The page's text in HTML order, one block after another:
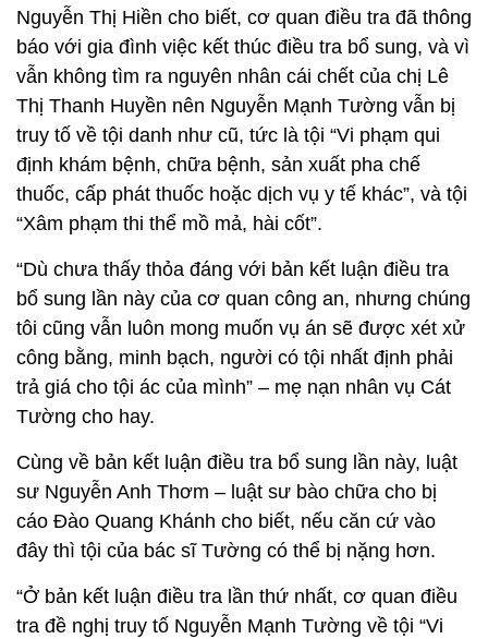
Nguyễn Thị Hiền cho biết, cơ quan điều tra đã thông
báo với gia đình việc kết thúc điều tra bổ sung, và vì
vẫn không tìm ra nguyên nhân cái chết của chị Lê
Thị Thanh Huyền nên Nguyễn Mạnh Tường vẫn bị
truy tố về tội danh như cũ, tức là tội “Vi phạm qui
định khám bệnh, chữa bệnh, sản xuất pha chế
thuốc, cấp phát thuốc hoặc dịch vụ y tế khác”, và tội
“Xâm phạm thi thể mồ mả, hài cốt”.
“Dù chưa thấy thỏa đáng với bản kết luận điều tra
bổ sung lần này của cơ quan công an, nhưng chúng
tôi cũng vẫn luôn mong muốn vụ án sẽ được xét xử
công bằng, minh bạch, người có tội nhất định phải
trả giá cho tội ác của mình” – mẹ nạn nhân vụ Cát
Tường cho hay.
Cùng về bản kết luận điều tra bổ sung lần này, luật
sư Nguyễn Anh Thơm – luật sư bào chữa cho bị
cáo Đào Quang Khánh cho biết, nếu căn cứ vào
đây thì tội của bác sĩ Tường có thể bị nặng hơn.
“Ở bản kết luận điều tra lần thứ nhất, cơ quan điều
tra đề nghị truy tố Nguyễn Mạnh Tường về tội “Vi